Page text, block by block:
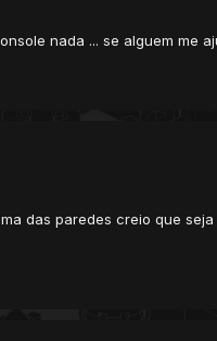
nada ... se alguem me
das paredes creio que